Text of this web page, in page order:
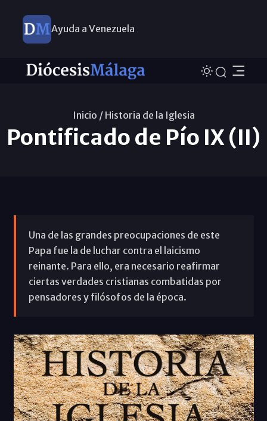
Ayuda a Venezuela
Inicio / Historia de la Iglesia
Pontificado de Pío IX (II)
Una de las grandes preocupaciones de este
Papa fue la de luchar contra el laicismo
reinante. Para ello, era necesario reafirmar
ciertas verdades cristianas combatidas por
pensadores y filósofos de la época.